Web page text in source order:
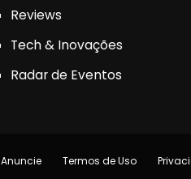
Reviews
Tech & Inovações
Radar de Eventos
Anuncie Termos de Uso